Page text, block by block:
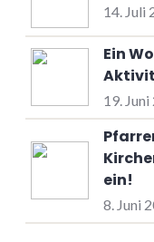
14. Juli
Ein
19.
ein!
8. Juni